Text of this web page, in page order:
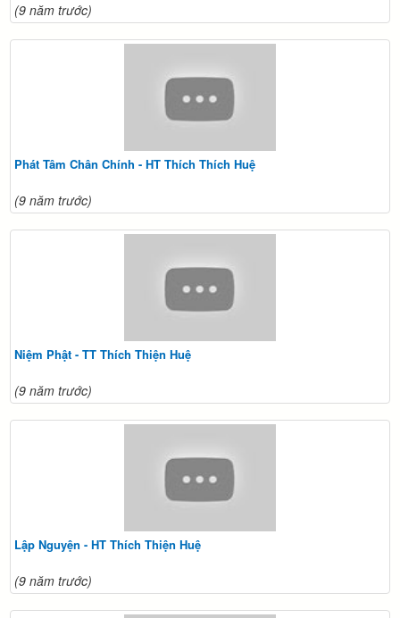
(9 năm trước)
Phát Tâm Chân Chính - HT Thích Thích Huệ
(9 năm trước)
Niệm Phật - TT Thích Thiện Huệ
(9 năm trước)
Lập Nguyện - HT Thích Thiện Huệ
(9 năm trước)